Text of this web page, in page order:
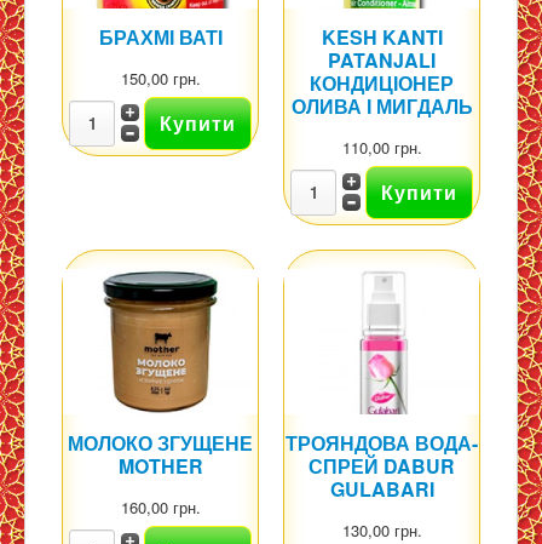
БРАХМІ ВАТІ
150,00 грн.
KESH KANTI
PATANJALI
КОНДИЦІОНЕР
ОЛИВА І МИГДАЛЬ
110,00 грн.
МОЛОКО ЗГУЩЕНЕ
MOTHER
160,00 грн.
ТРОЯНДОВА ВОДА-
СПРЕЙ DABUR
GULABARI
130,00 грн.